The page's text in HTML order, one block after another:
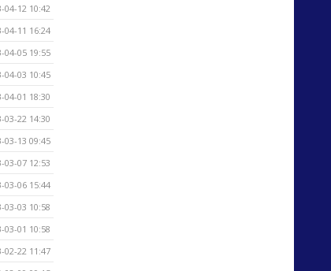
04-12 10:42
04-11 16:24
04-05 19:55
04-03 10:45
04-01 18:30
03-22 14:30
03-13 09:45
03-07 12:53
03-06 15:44
03-03 10:58
03-01 10:58
02-22 11:47